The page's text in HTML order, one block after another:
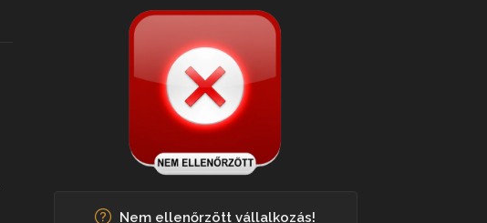
Nem ellenőrzött vállalkozás!